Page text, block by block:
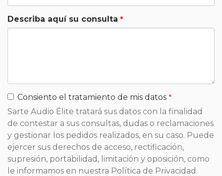
Describa aquí su consulta
Consiento el tratamiento de mis datos
Sarte Audio Élite tratará sus datos con la finalidad
de contestar a sus consultas, dudas o reclamaciones
y gestionar los pedidos realizados, en su caso. Puede
ejercer sus derechos de acceso, rectificación,
supresión, portabilidad, limitación y oposición, como
le informamos en nuestra Política de Privacidad.